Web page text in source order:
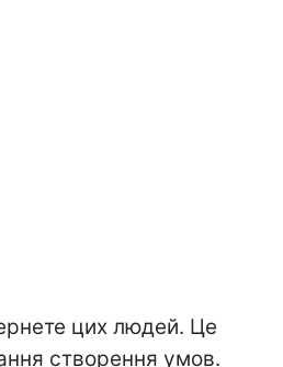
цих людей. Це
створення умов.